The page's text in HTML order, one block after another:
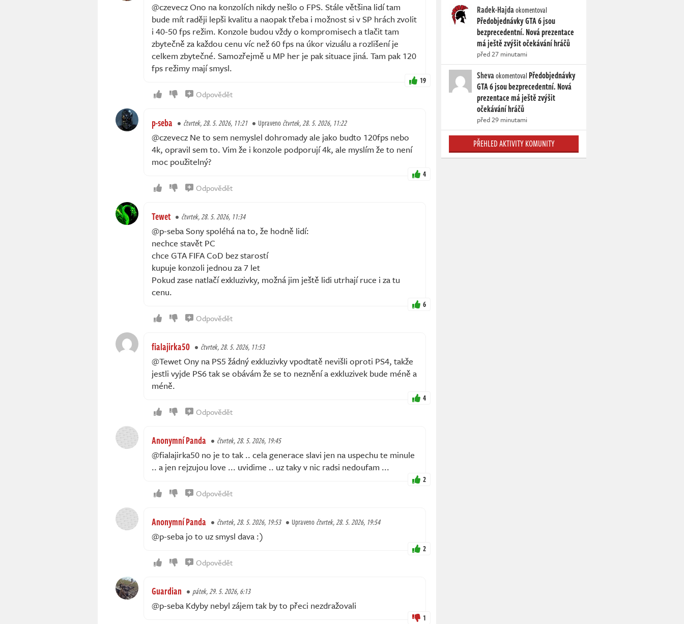
@czevecz Ono na konzolích nikdy nešlo o FPS. Stále většina lidí tam
bude mít raději lepši kvalitu a naopak třeba i možnost si v SP hrách zvolit
i 40-50 fps režim. Konzole budou vždy o kompromisech a tlačit tam
zbytečně za každou cenu víc než 60 fps na úkor vizuálu a rozlišení je
celkem zbytečné. Samozřejmě u MP her je pak situace jiná. Tam pak 120
fps režimy mají smysl.
19
Odpovědět
p-seba čtvrtek, 28. 5. 2026, 11:21 Upravenočtvrtek, 28. 5. 2026, 11:22
@czevecz Ne to sem nemyslel dohromady ale jako budto 120fps nebo
4k, opravil sem to. Vim že i konzole podporují 4k, ale myslím že to není
moc použitelný?
4
Odpovědět
Tewet čtvrtek, 28. 5. 2026, 11:34
@p-seba Sony spoléhá na to, že hodně lidí:
nechce stavět PC
chce GTA FIFA CoD bez starostí
kupuje konzoli jednou za 7 let
Pokud zase natlačí exkluzivky, možná jim ještě lidi utrhají ruce i za tu
cenu.
6
Odpovědět
fialajirka50 čtvrtek, 28. 5. 2026, 11:53
@Tewet Ony na PS5 žádný exkluzivky vpodtatě nevišli oproti PS4, takže
jestli vyjde PS6 tak se obávám že se to neznění a exkluzivek bude méně a
méně.
4
Odpovědět
Anonymní Panda čtvrtek, 28. 5. 2026, 19:45
@fialajirka50 no je to tak .. cela generace slavi jen na uspechu te minule
.. a jen rejzujou love ... uvidime .. uz taky v nic radsi nedoufam ...
2
Odpovědět
Anonymní Panda čtvrtek, 28. 5. 2026, 19:53 Upravenočtvrtek, 28. 5. 2026, 19:54
@p-seba jo to uz smysl dava :)
2
Odpovědět
Guardian pátek, 29. 5. 2026, 6:13
@p-seba Kdyby nebyl zájem tak by to přeci nezdražovali
1
Radek-Hajdaokomentoval
Předobjednávky GTA 6 jsou
bezprecedentní. Nová prezentace
má ještě zvýšit očekávání hráčů
před 27 minutami
Shevaokomentoval Předobjednávky
GTA 6 jsou bezprecedentní. Nová
prezentace má ještě zvýšit
očekávání hráčů
před 29 minutami
PŘEHLED AKTIVITY KOMUNITY